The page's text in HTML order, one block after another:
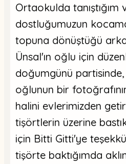
Ortaokulda tanıştığım
dostluğumuzun
topuna dönüştüğü
Ünsal'ın oğlu için
doğumgünü
oğlunun bir
halini evlerimizden
tişörtlerin üzerine
için Bitti Gitti'ye
tişörte baktığımda